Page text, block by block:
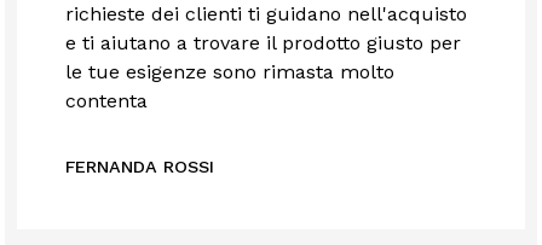
richieste dei clienti ti guidano nell'acquisto
e ti aiutano a trovare il prodotto giusto per
le tue esigenze sono rimasta molto
contenta
FERNANDA ROSSI